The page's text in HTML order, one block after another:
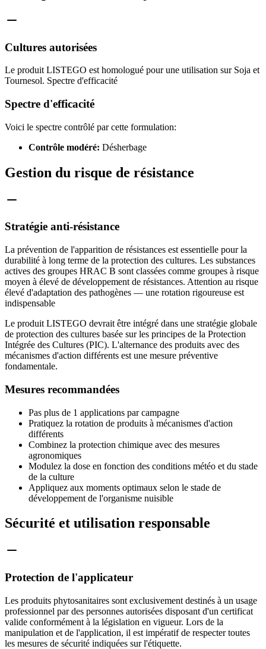
Cultures autorisées
Le produit LISTEGO est homologué pour une utilisation sur Soja et
Tournesol. Spectre d'efficacité
Spectre d'efficacité
Voici le spectre contrôlé par cette formulation:
Contrôle modéré: Désherbage
Gestion du risque de résistance
Stratégie anti-résistance
La prévention de l'apparition de résistances est essentielle pour la
durabilité à long terme de la protection des cultures. Les substances
actives des groupes HRAC B sont classées comme groupes à risque
moyen à élevé de développement de résistances. Attention au risque
élevé d'adaptation des pathogènes — une rotation rigoureuse est
indispensable
Le produit LISTEGO devrait être intégré dans une stratégie globale
de protection des cultures basée sur les principes de la Protection
Intégrée des Cultures (PIC). L'alternance des produits avec des
mécanismes d'action différents est une mesure préventive
fondamentale.
Mesures recommandées
Pas plus de 1 applications par campagne
Pratiquez la rotation de produits à mécanismes d'action
différents
Combinez la protection chimique avec des mesures
agronomiques
Modulez la dose en fonction des conditions météo et du stade
de la culture
Appliquez aux moments optimaux selon le stade de
développement de l'organisme nuisible
Sécurité et utilisation responsable
Protection de l'applicateur
Les produits phytosanitaires sont exclusivement destinés à un usage
professionnel par des personnes autorisées disposant d'un certificat
valide conformément à la législation en vigueur. Lors de la
manipulation et de l'application, il est impératif de respecter toutes
les mesures de sécurité indiquées sur l'étiquette.